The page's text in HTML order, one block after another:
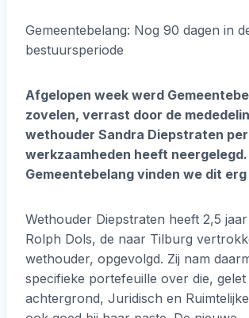
Gemeentebelang: Nog 90 dagen in
bestuursperiode
Afgelopen week werd
zovelen, verrast door de
wethouder Sandra Diepstraten
werkzaamheden heeft
Gemeentebelang vinden we dit erg
Wethouder Diepstraten heeft 2,5
Rolph Dols, de naar Tilburg
wethouder, opgevolgd. Zij nam
specifieke portefeuille over die,
achtergrond, Juridisch en